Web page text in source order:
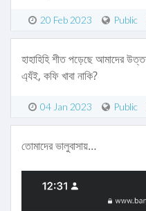
20 Feb 2023 Public
হাহাহিহি শীত পড়েছে আমাদের
এ্যঁই, কফি খাবা নাকি?
04 Jan 2023 Public
তোমাদের ভালুবাসায়…